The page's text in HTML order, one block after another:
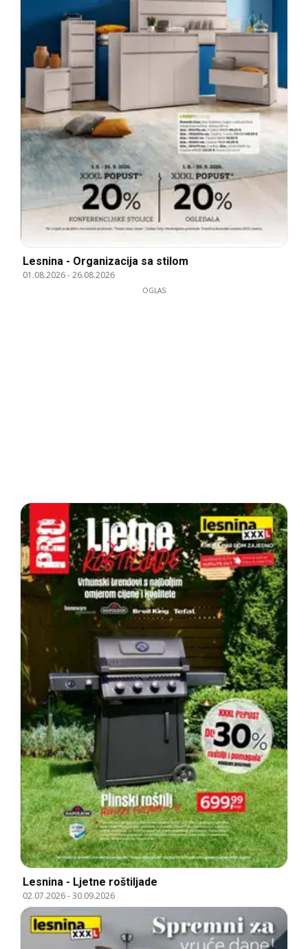
Lesnina - Organizacija sa stilom
01.08.2026-26.08.2026
OGLAS
Lesnina - Ljetne roštiljade
02.07.2026-30.09.2026